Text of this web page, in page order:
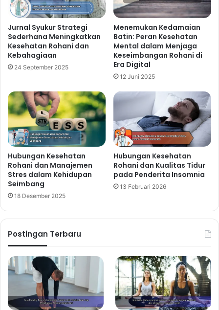
Jurnal Syukur Strategi
Sederhana Meningkatkan
Kesehatan Rohani dan
Kebahagiaan
24 September 2025
Menemukan Kedamaian
Batin: Peran Kesehatan
Mental dalam Menjaga
Keseimbangan Rohani di
Era Digital
12 Juni 2025
Hubungan Kesehatan
Rohani dan Manajemen
Stres dalam Kehidupan
Seimbang
18 Desember 2025
Hubungan Kesehatan
Rohani dan Kualitas Tidur
pada Penderita Insomnia
13 Februari 2026
Postingan Terbaru